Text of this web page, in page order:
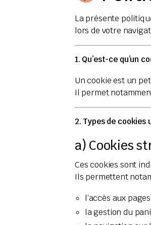
La présente
lors de votre
1. Qu’est-ce qu’un
Un cookie est un
Il permet
2. Types de cookies
a) Cookies
Ces cookies sont
Ils permettent
l’accès aux
la gestion du